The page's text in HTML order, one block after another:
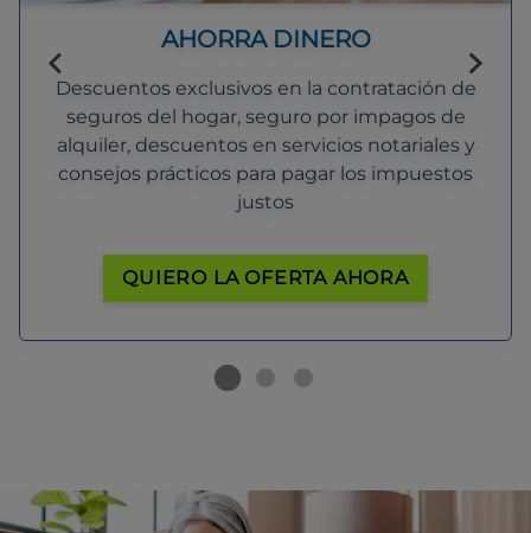
AHORRA DINERO
Descuentos exclusivos en la contratación de
seguros del hogar, seguro por impagos de
alquiler, descuentos en servicios notariales y
consejos prácticos para pagar los impuestos
justos
QUIERO LA OFERTA AHORA